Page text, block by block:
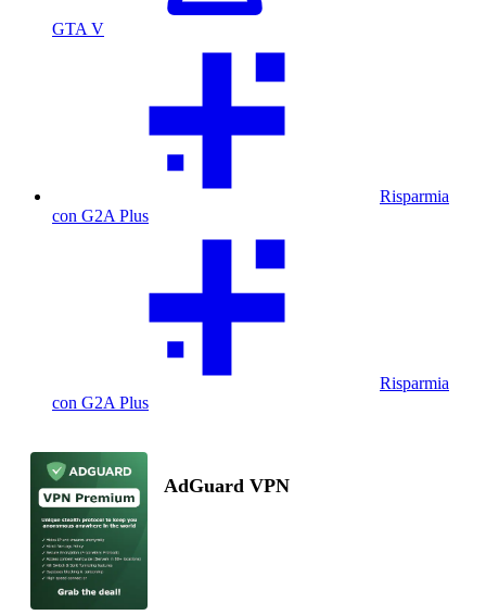
GTA V
Risparmia
con G2A Plus
Risparmia
con G2A Plus
AdGuard VPN